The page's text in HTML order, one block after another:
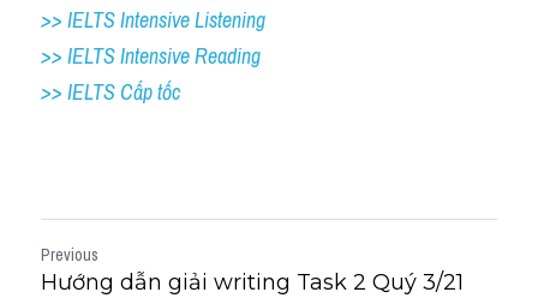
>> IELTS Intensive Listening
>> IELTS Intensive Reading
>> IELTS Cấp tốc
Previous
Hướng dẫn giải writing Task 2 Quý 3/21